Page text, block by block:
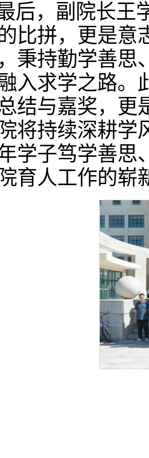
后，副院长王
比拼，更是意
秉持勤学善思
入求学之路。
结与嘉奖，更
将持续深耕学
学子笃学善思
育人工作的崭